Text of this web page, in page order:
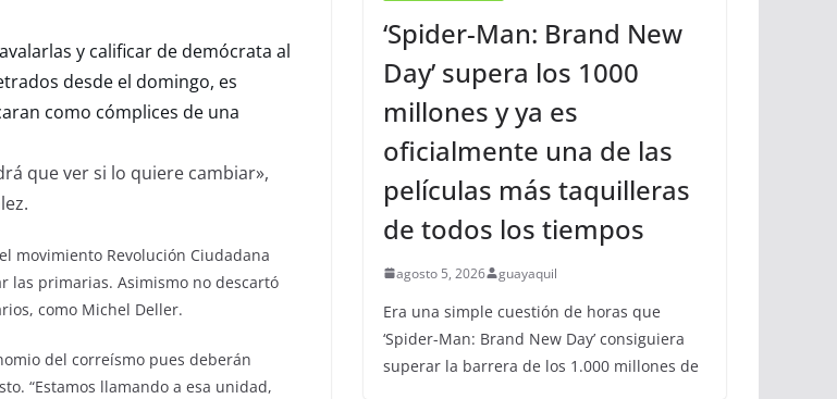
y calificar de demócrata al
desde el domingo, es
como cómplices de una
que ver si lo quiere cambiar»,
movimiento Revolución Ciudadana
las primarias. Asimismo no descartó
como Michel Deller.
del correísmo pues deberán
“Estamos llamando a esa unidad,
‘Spider-Man: Brand New
Day’ supera los 1000
millones y ya es
oficialmente una de las
películas más taquilleras
de todos los tiempos
agosto 5, 2026 guayaquil
Era una simple cuestión de horas que
‘Spider-Man: Brand New Day’ consiguiera
superar la barrera de los 1.000 millones de